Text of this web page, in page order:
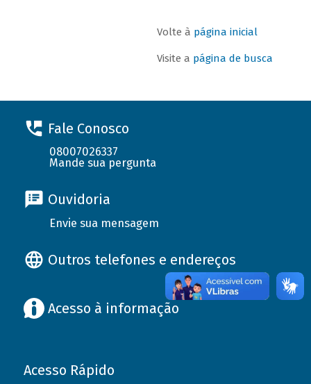
Volte à página inicial
Visite a página de busca
Fale Conosco
08007026337
Mande sua pergunta
Ouvidoria
Envie sua mensagem
Outros telefones e endereços
Acesso à informação
Acesso Rápido